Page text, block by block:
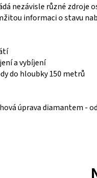
nezávisle různé zdroje
informaci o stavu
a vybíjení
do hloubky 150 metrů
úprava diamantem -